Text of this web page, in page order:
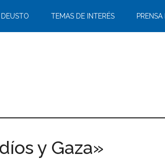
TEMAS DE INTERÉS
y Gaza»